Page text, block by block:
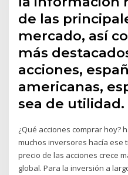
de las
mercado, así
más
acciones,
americanas,
sea de utilidad.
¿Qué acciones comprar hoy?
muchos inversores hacía ese
precio de las acciones crece
global. Para la inversión a